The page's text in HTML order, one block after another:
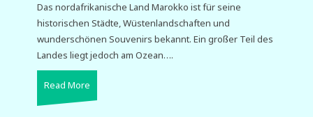
Das nordafrikanische Land Marokko ist für seine
historischen Städte, Wüstenlandschaften und
wunderschönen Souvenirs bekannt. Ein großer Teil des
Landes liegt jedoch am Ozean….
Read More